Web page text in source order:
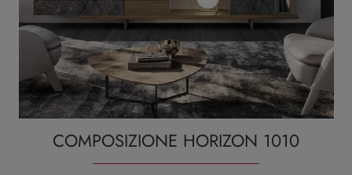
COMPOSIZIONE HORIZON 1010